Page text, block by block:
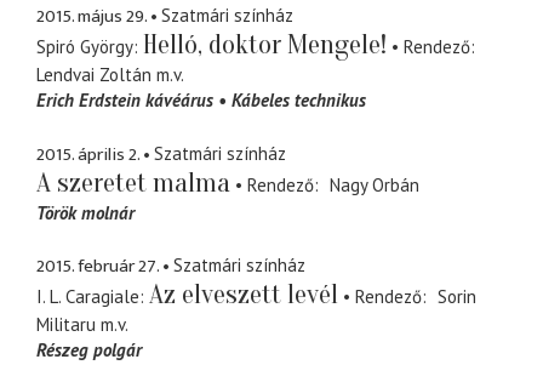
2015. május 29.
Szatmári színház
Spiró György Helló, doktor Mengele!
Rendező
Lendvai Zoltán m.v.
Erich Erdstein kávéárus
Kábeles technikus
2015. április 2. Szatmári színház
A szeretet malma Rendező
Nagy Orbán
Török molnár
2015. február 27.
Szatmári színház
I. L. Caragiale Az elveszett levél Rendező
Sorin
Militaru m.v.
Részeg polgár